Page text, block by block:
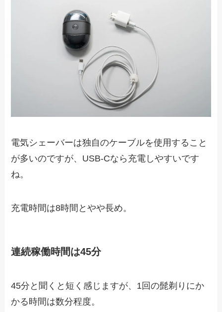
電気シェーバーは独自のケーブルを使用すること
が多いのですが、USB-Cなら充電しやすいです
ね。
充電時間は8時間とやや長め。
連続稼働時間は45分
45分と聞くと短く感じますが、1回の髭剃りにか
かる時間は数分程度。